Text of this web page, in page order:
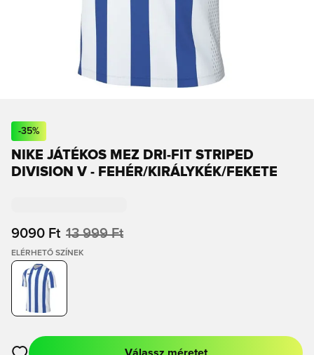
-35%
NIKE JÁTÉKOS MEZ DRI-FIT STRIPED
DIVISION V - FEHÉR/KIRÁLYKÉK/FEKETE
9090 Ft 13 999 Ft
ELÉRHETŐ SZÍNEK